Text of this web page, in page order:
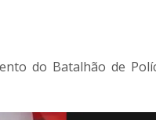
do Batalhão de